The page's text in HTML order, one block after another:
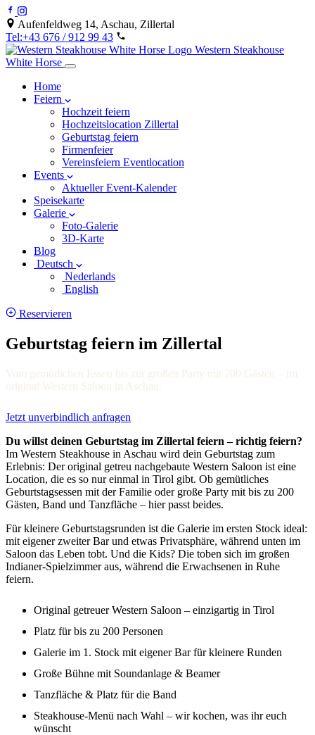
Aufenfeldweg 14, Aschau, Zillertal
Tel:+43 676 / 912 99 43
Western Steakhouse
White Horse
Home
Feiern
Hochzeit feiern
Hochzeitslocation Zillertal
Geburtstag feiern
Firmenfeier
Vereinsfeiern Eventlocation
Events
Aktueller Event-Kalender
Speisekarte
Galerie
Foto-Galerie
3D-Karte
Blog
Deutsch
Nederlands
English
Reservieren
Geburtstag feiern im Zillertal
Vom gemütlichen Essen bis zur großen Party mit 200 Gästen – im
original Western Saloon in Aschau.
Jetzt unverbindlich anfragen
Du willst deinen Geburtstag im Zillertal feiern – richtig feiern?
Im Western Steakhouse in Aschau wird dein Geburtstag zum
Erlebnis: Der original getreu nachgebaute Western Saloon ist eine
Location, die es so nur einmal in Tirol gibt. Ob gemütliches
Geburtstagsessen mit der Familie oder große Party mit bis zu 200
Gästen, Band und Tanzfläche – hier passt beides.
Für kleinere Geburtstagsrunden ist die Galerie im ersten Stock ideal:
mit eigener zweiter Bar und etwas Privatsphäre, während unten im
Saloon das Leben tobt. Und die Kids? Die toben sich im großen
Indianer-Spielzimmer aus, während die Erwachsenen in Ruhe
feiern.
Original getreuer Western Saloon – einzigartig in Tirol
Platz für bis zu 200 Personen
Galerie im 1. Stock mit eigener Bar für kleinere Runden
Große Bühne mit Soundanlage & Beamer
Tanzfläche & Platz für die Band
Steakhouse-Menü nach Wahl – wir kochen, was ihr euch
wünscht